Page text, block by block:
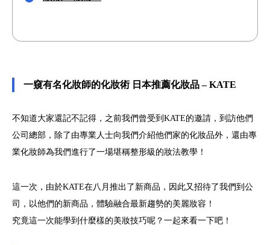
一窺有名化妝師的化妝術 日本推薦化妝品 – KATE
不知道大家還記不記得，之前我們曾受到KATE的邀請，到訪他們
公司總部，除了由專業人士向我們介紹他們家的化妝品外，還由專
業化妝師為我們進行了一場堪稱整形級的妝法教學！
這一次，由於KATE在八月推出了新商品，因此又招待了我們到公
司，以他們的新商品，體驗融合最新趨勢的美麗妝容！
究竟這一次能學到什麼樣的美妝技巧呢？一起來看一下吧！